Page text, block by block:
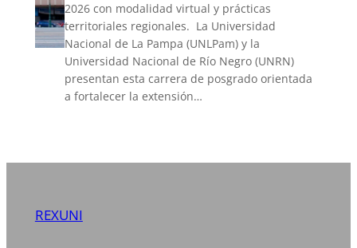
2026 con modalidad virtual y prácticas
territoriales regionales. La Universidad
Nacional de La Pampa (UNLPam) y la
Universidad Nacional de Río Negro (UNRN)
presentan esta carrera de posgrado orientada
a fortalecer la extensión…
REXUNI